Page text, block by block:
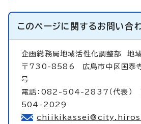
このページに関するお問い合
企画総務局地域活性化調整部 地
〒730-8586 広島市中区国泰
号
電話：082-504-2837（代表）
504-2029